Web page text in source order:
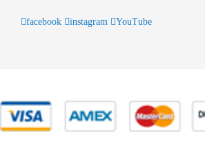
facebook instagram YouTube